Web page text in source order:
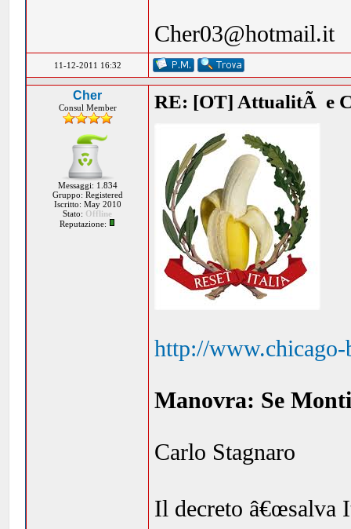
Cher03@hotmail.it
11-12-2011 16:32
Cher
Consul Member
Messaggi: 1.834
Gruppo: Registered
Iscritto: May 2010
Stato: Offline
Reputazione:
RE: [OT] AttualitÃ e
http://
Manovra: Se
Carlo Stagnaro
Il decreto â€œsalva